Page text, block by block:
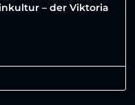
– der Viktoria